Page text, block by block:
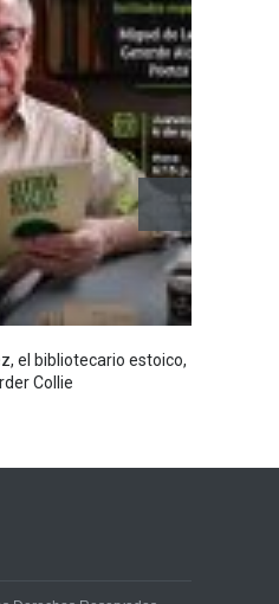
el bibliotecario estoico,
Collie